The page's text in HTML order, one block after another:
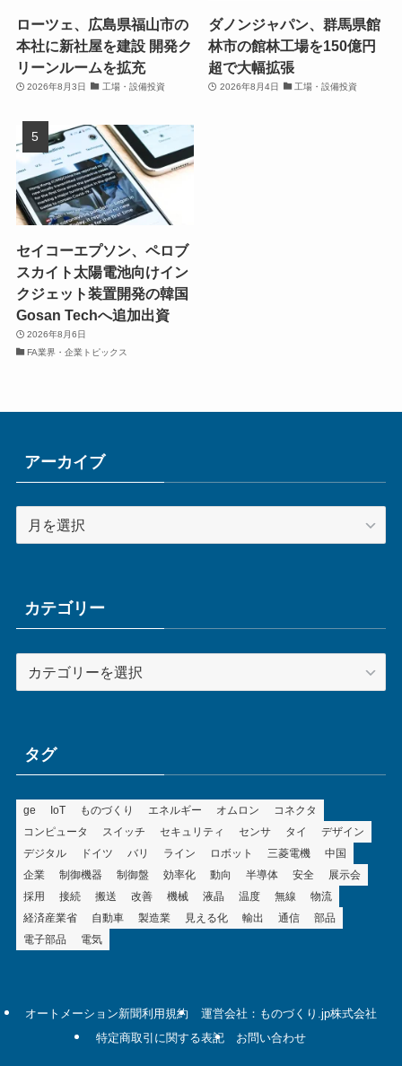
ローツェ、広島県福山市の
本社に新社屋を建設 開発ク
リーンルームを拡充
2026年8月3日 工場・設備投資
ダノンジャパン、群馬県館
林市の館林工場を150億円
超で大幅拡張
2026年8月4日 工場・設備投資
セイコーエプソン、ペロブ
スカイト太陽電池向けイン
クジェット装置開発の韓国
Gosan Techへ追加出資
2026年8月6日
FA業界・企業トピックス
アーカイブ
ー
ブカテゴリー
テ
ータグ
ge IoT ものづくり エネルギー オムロン
コネクタ
コンピュータ
スイッチ セキュリティ センサ タイ
デザイン
デジタル
ドイツ バリ ライン ロボット 三菱電機
中国
企業
制御機器 制御盤 効率化 動向 半導体 安全
展示会
採用
接続 搬送 改善 機械 液晶 温度 無線
物流
経済産業省
自動車 製造業 見える化 輸出 通信
部品
電子部品
電気
オートメーション新聞利用規約
運営会社：ものづくり.jp株式会社
特定商取引に関する表記
お問い合わせ